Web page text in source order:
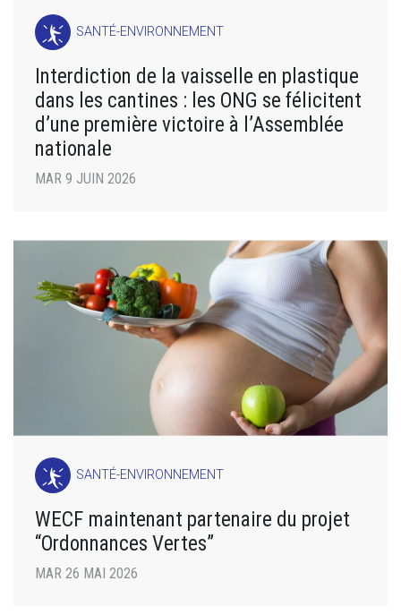
SANTÉ-ENVIRONNEMENT
Interdiction de la vaisselle en plastique
dans les cantines : les ONG se félicitent
d’une première victoire à l’Assemblée
nationale
MAR 9 JUIN 2026
SANTÉ-ENVIRONNEMENT
WECF maintenant partenaire du projet
“Ordonnances Vertes”
MAR 26 MAI 2026